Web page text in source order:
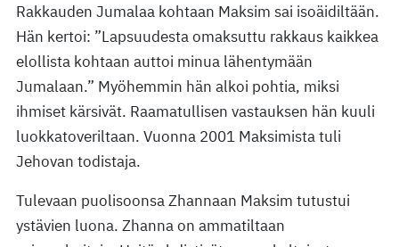
Rakkauden Jumalaa kohtaan Maksim sai isoäidiltään.
Hän kertoi: ”Lapsuudesta omaksuttu rakkaus kaikkea
elollista kohtaan auttoi minua lähentymään
Jumalaan.” Myöhemmin hän alkoi pohtia, miksi
ihmiset kärsivät. Raamatullisen vastauksen hän kuuli
luokkatoveriltaan. Vuonna 2001 Maksimista tuli
Jehovan todistaja.
Tulevaan puolisoonsa Zhannaan Maksim tutustui
ystävien luona. Zhanna on ammatiltaan